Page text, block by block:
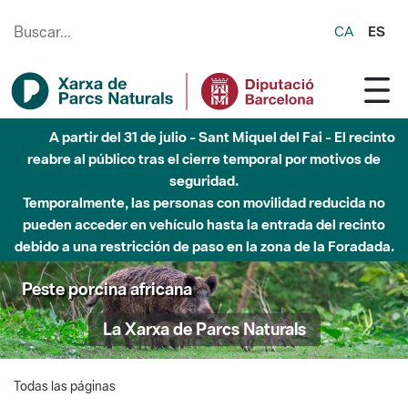
CA ES
A partir del 31 de julio - Sant Miquel del Fai - El recinto
reabre al público tras el cierre temporal por motivos de
seguridad.
Temporalmente, las personas con movilidad reducida no
pueden acceder en vehículo hasta la entrada del recinto
debido a una restricción de paso en la zona de la Foradada.
Peste porcina africana
La Xarxa de Parcs Naturals
Todas las páginas